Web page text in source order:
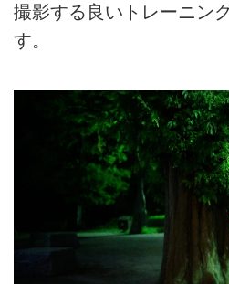
撮影する良いトレーニン
す。